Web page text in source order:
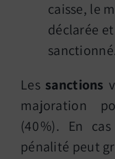
caisse, le
déclarée
Les sanctions
majoration
(40 %). En
pénalité peut